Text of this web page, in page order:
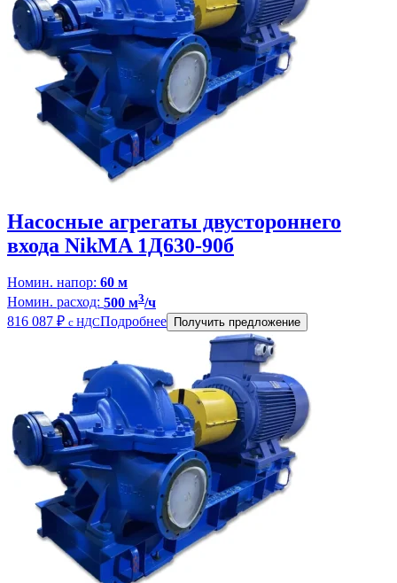
Насосные агрегаты двустороннего
входа NikMA 1Д630-90б
Номин. напор: 60 м
Номин. расход: 500 м3/ч
816 087 ₽ с НДСПодробнее Получить предложение